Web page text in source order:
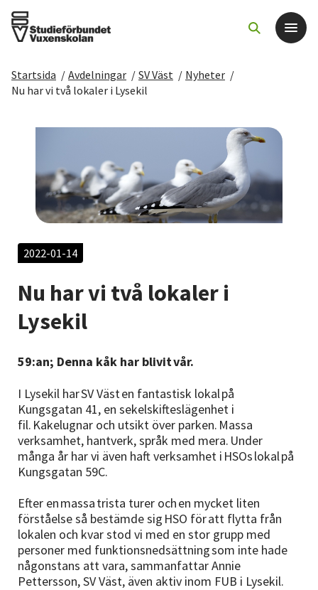
Det här gör vi
För dig som
Sök kurser och evenemang
Om SV
Starta studiecirkel
Cirkelledare
Nyheter
Avdelningar
Lyssna
Startsida / Avdelningar / SV Väst / Nyheter /
Nu har vi två lokaler i Lysekil
2022-01-14
Nu har vi två lokaler i
Lysekil
59:an; Denna kåk har blivit vår.
I Lysekil har SV Väst en fantastisk lokal på
Kungsgatan 41, en sekelskifteslägenhet i
fil. Kakelugnar och utsikt över parken. Massa
verksamhet, hantverk, språk med mera. Under
många år har vi även haft verksamhet i HSOs lokal på
Kungsgatan 59C.
Efter en massa trista turer och en mycket liten
förståelse så bestämde sig HSO för att flytta från
lokalen och kvar stod vi med en stor grupp med
personer med funktionsnedsättning som inte hade
någonstans att vara, sammanfattar Annie
Pettersson, SV Väst, även aktiv inom FUB i Lysekil.